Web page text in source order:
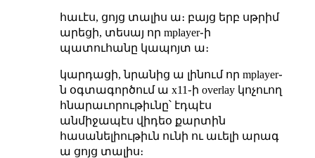
հաւէս, ցոյց տալիս ա։ բայց երբ սթրիմ
արեցի, տեսայ որ mplayer֊ի
պատուհանը կապոյտ ա։
կարդացի, նրանից ա լինում որ mplayer֊
ն օգտագործում ա x11֊ի overlay կոչուող
հնարաւորութիւնը՝ էդպէս
անմիջապէս վիդեօ քարտին
հասանելիութիւն ունի ու աւելի արագ
ա ցոյց տալիս։